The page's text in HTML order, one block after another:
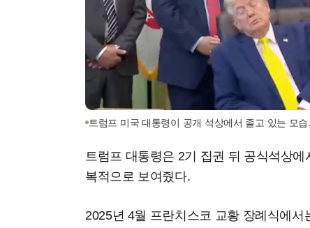
트럼프 미국 대통령이 공개 석상에서 졸고 있는 모
트럼프 대통령은 2기 집권 뒤 공식석상
복적으로 보여줬다.
2025년 4월 프란치스코 교황 장례식에